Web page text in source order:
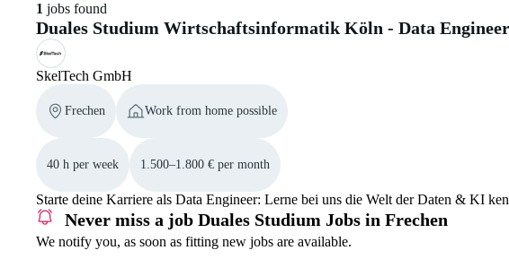
1 jobs found
Duales Studium Wirtschaftsinformatik Köln - Data
SkelTech GmbH
Frechen Work from home possible
40 h per week 1.500–1.800 € per month
Starte deine Karriere als Data Engineer: Lerne bei uns die Welt der Daten & KI
Never miss a job Duales Studium Jobs in Frechen
We notify you, as soon as fitting new jobs are available.